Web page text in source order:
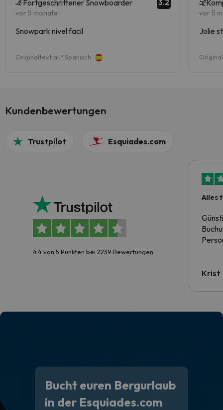
Fortgeschrittener Snowboarder
vor 5 monate
3.2
Snowpark nivel facil
Originaltext auf Spanisch
vor 5
Jolie
Kundenbewertungen
Trustpilot Esquiades.com
4.4 von 5 Punkten bei 2239 Bewertungen
Alles
Krist
Bucht euren Bergurlaub
in der Esquiades.com